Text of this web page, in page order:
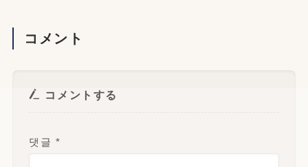
コメント
コメントする
댓글 *